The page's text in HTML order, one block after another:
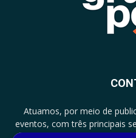
Atuamos, por meio de
eventos, com três principais